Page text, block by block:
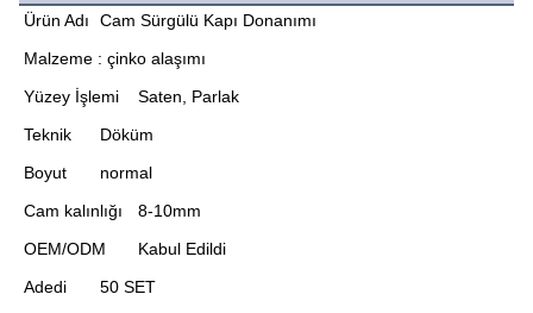
Ürün Adı	Cam Sürgülü Kapı Donanımı
Malzeme : çinko alaşımı
Yüzey İşlemi	Saten, Parlak
Teknik	Döküm
Boyut 	normal
Cam kalınlığı	8-10mm
OEM/ODM	Kabul Edildi
Adedi	50 SET